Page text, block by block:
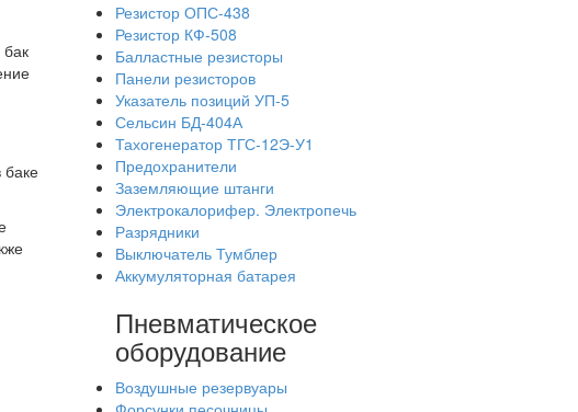
баке
Резистор ОПС-438
Резистор КФ-508
Балластные резисторы
Панели резисторов
Указатель позиций УП-5
Сельсин БД-404А
Тахогенератор ТГС-12Э-У1
Предохранители
Заземляющие штанги
Электрокалорифер. Электропечь
Разрядники
Выключатель Тумблер
Аккумуляторная батарея
Пневматическое
оборудование
Воздушные резервуары